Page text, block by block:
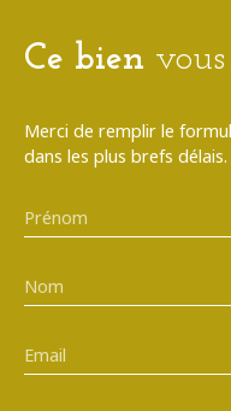
Ce bien
Merci de remplir le
dans les plus brefs délais.
Prénom
Nom
Email